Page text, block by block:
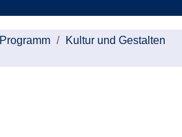
Programm
Kultur und Gestalten